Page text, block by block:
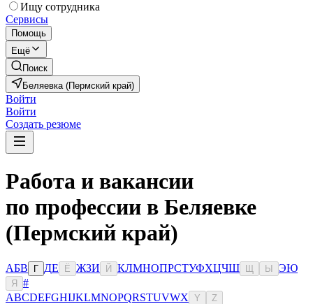
Ищу сотрудника
Сервисы
Помощь
Ещё
Поиск
Беляевка (Пермский край)
Войти
Войти
Создать резюме
Работа и вакансии
по профессии в Беляевке
(Пермский край)
АБВ Г ДЕ Ё ЖЗИ Й КЛМНОПРСТУФХЦЧШ Ы ЭЮ
Я
#
ABCDEFGHIJKLMNOPQRSTUVWX Y Z